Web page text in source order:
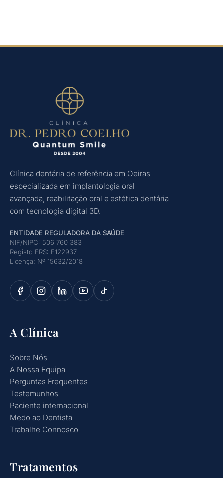
Clínica dentária de referência em Oeiras
especializada em implantologia oral
avançada, reabilitação oral e estética dentária
com tecnologia digital 3D.
ENTIDADE REGULADORA DA SAÚDE
NIF/NIPC: 506 760 383
Registo ERS: E122937
Licença: Nº 15632/2018
A Clínica
Sobre Nós
A Nossa Equipa
Perguntas Frequentes
Testemunhos
Paciente internacional
Medo ao Dentista
Trabalhe Connosco
Tratamentos